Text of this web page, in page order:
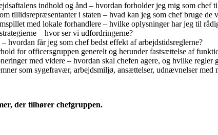
indhold og ånd – hvordan forholder jeg mig som chef
tillidsrepræsentanter i staten – hvad kan jeg som chef bruge de
med lokale forhandlere – hvilke oplysninger har jeg til
– hvor ser vi udfordringerne?
hvordan får jeg som chef bedst effekt af arbejdstidsreglerne?
for officersgruppen generelt og herunder fastsættelse af
med videre – hvordan skal chefen agere, og hvilke regler
som sygefravær, arbejdsmiljø, ansættelser, udnævnelser med
der tilhører chefgruppen.